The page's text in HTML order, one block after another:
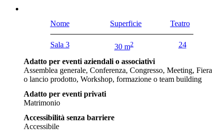
Nome Superficie Teatro
Sala 3 30 m2 24
Adatto per eventi aziendali o associativi
Assemblea generale, Conferenza, Congresso, Meeting, Fiera
o lancio prodotto, Workshop, formazione o team building
Adatto per eventi privati
Matrimonio
Accessibilità senza barriere
Accessibile